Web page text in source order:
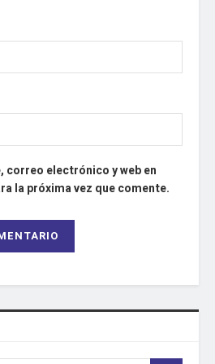
correo electrónico y web en
la próxima vez que comente.